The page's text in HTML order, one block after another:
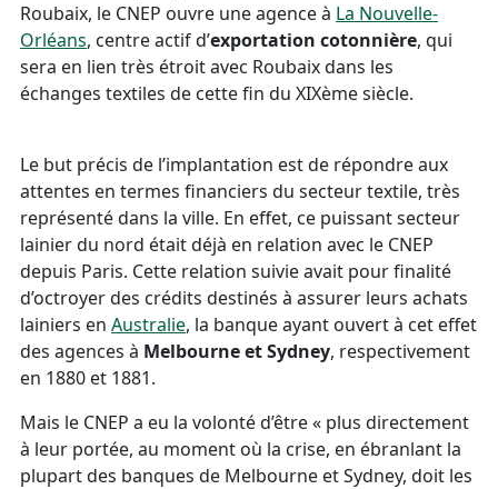
Roubaix, le CNEP ouvre une agence à La Nouvelle-
Orléans, centre actif d’exportation cotonnière, qui
sera en lien très étroit avec Roubaix dans les
échanges textiles de cette fin du XIXème siècle.
Le but précis de l’implantation est de répondre aux
attentes en termes financiers du secteur textile, très
représenté dans la ville. En effet, ce puissant secteur
lainier du nord était déjà en relation avec le CNEP
depuis Paris. Cette relation suivie avait pour finalité
d’octroyer des crédits destinés à assurer leurs achats
lainiers en Australie, la banque ayant ouvert à cet effet
des agences à Melbourne etSydney, respectivement
en 1880 et 1881.
Mais le CNEP a eu la volonté d’être « plus directement
à leur portée, au moment où la crise, en ébranlant la
plupart des banques de Melbourne et Sydney, doit les